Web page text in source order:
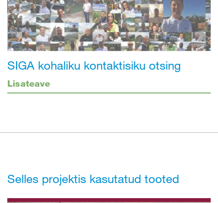
SIGA kohaliku kontaktisiku otsing
Lisateave
Selles projektis kasutatud tooted